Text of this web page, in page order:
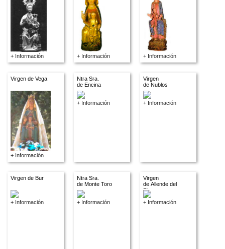
+ Información + Información + Información
Virgen de Vega
+ Información
Ntra Sra.
de Encina
+ Información
Virgen
de Nublos
+ Información
Virgen de Bur
+ Información
Ntra Sra.
de Monte Toro
+ Información
Virgen
de Allende del
Rio
+ Información